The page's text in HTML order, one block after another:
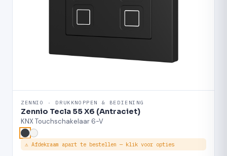
ZENNIO · DRUKKNOPPEN & BEDIENING
Zennio Tecla 55 X6 (Antraciet)
KNX Touchschakelaar 6-V
⚠ Afdekraam apart te bestellen — klik voor opties